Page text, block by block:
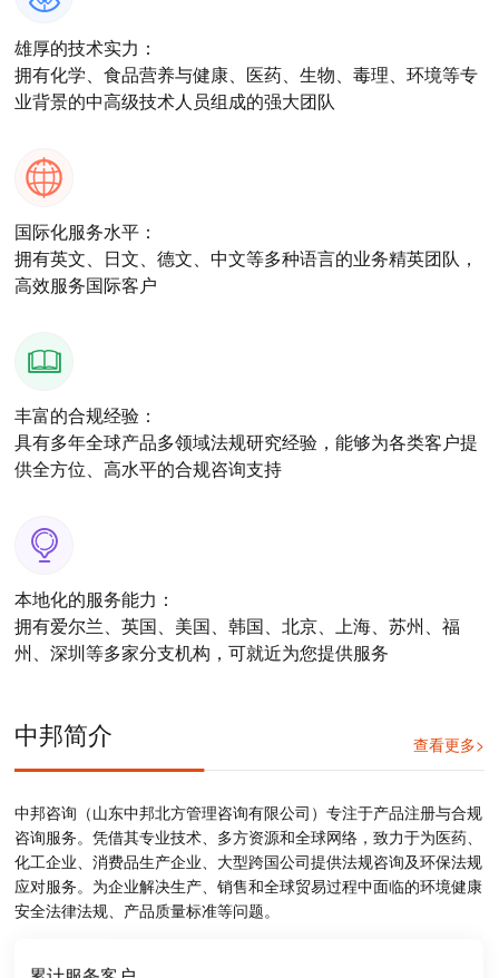
雄厚的技术实力：
拥有化学、食品营养与健康、医药、生物、毒理、环境等专
业背景的中高级技术人员组成的强大团队
国际化服务水平：
拥有英文、日文、德文、中文等多种语言的业务精英团队，
高效服务国际客户
丰富的合规经验：
具有多年全球产品多领域法规研究经验，能够为各类客户提
供全方位、高水平的合规咨询支持
本地化的服务能力：
拥有爱尔兰、英国、美国、韩国、北京、上海、苏州、福
州、深圳等多家分支机构，可就近为您提供服务
中邦简介 查看更多>
中邦咨询（山东中邦北方管理咨询有限公司）专注于产品注册与合规
咨询服务。凭借其专业技术、多方资源和全球网络，致力于为医药、
化工企业、消费品生产企业、大型跨国公司提供法规咨询及环保法规
应对服务。为企业解决生产、销售和全球贸易过程中面临的环境健康
安全法律法规、产品质量标准等问题。